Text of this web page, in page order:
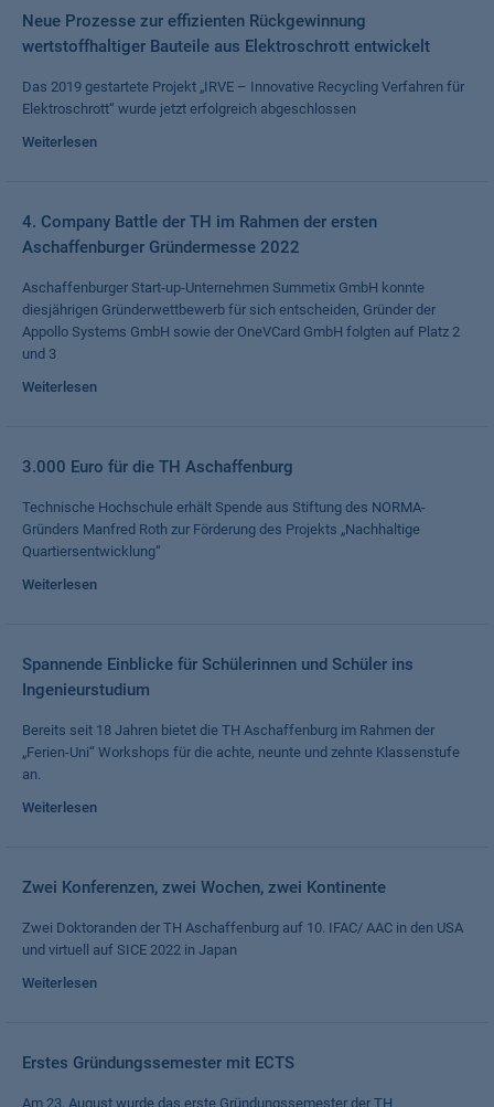
Neue Prozesse zur effizienten Rückgewinnung
wertstoffhaltiger Bauteile aus Elektroschrott entwickelt
Das 2019 gestartete Projekt „IRVE – Innovative Recycling Verfahren für
Elektroschrott“ wurde jetzt erfolgreich abgeschlossen
Weiterlesen
4. Company Battle der TH im Rahmen der ersten
Aschaffenburger Gründermesse 2022
Aschaffenburger Start-up-Unternehmen Summetix GmbH konnte
diesjährigen Gründerwettbewerb für sich entscheiden, Gründer der
Appollo Systems GmbH sowie der OneVCard GmbH folgten auf Platz 2
und 3
Weiterlesen
3.000 Euro für die TH Aschaffenburg
Technische Hochschule erhält Spende aus Stiftung des NORMA-
Gründers Manfred Roth zur Förderung des Projekts „Nachhaltige
Quartiersentwicklung“
Weiterlesen
Spannende Einblicke für Schülerinnen und Schüler ins
Ingenieurstudium
Bereits seit 18 Jahren bietet die TH Aschaffenburg im Rahmen der
„Ferien-Uni“ Workshops für die achte, neunte und zehnte Klassenstufe
an.
Weiterlesen
Zwei Konferenzen, zwei Wochen, zwei Kontinente
Zwei Doktoranden der TH Aschaffenburg auf 10. IFAC/ AAC in den USA
und virtuell auf SICE 2022 in Japan
Weiterlesen
Erstes Gründungssemester mit ECTS
Am 23. August wurde das erste Gründungssemester der TH